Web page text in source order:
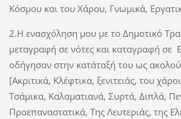
Κόσμου και του Χάρου, Γνωμικά,
2.Η ενασχόληση μου με το Δημοτικό
μεταγραφή σε νότες και καταγραφή σε
οδήγησαν στην κατάταξή του ως
[Ακριτικά, Κλέφτικα, ξενιτειάς, του
Τσάμικα, Καλαματιανά, Συρτά, Διπλά,
Προεπαναστατικά, Της Λευτεριάς, της